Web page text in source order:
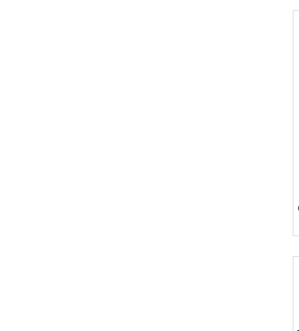
Estas cookies nos
ayudan a saber
estas cookies es
Estas cookies
empresas para